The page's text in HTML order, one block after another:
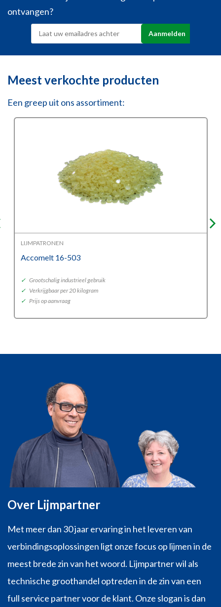
ontvangen?
Meest verkochte producten
Een greep uit ons assortiment:
LIJMPATRONEN
Accomelt 16-503
✓ Grootschalig industrieel gebruik
✓ Verkrijgbaar per 20 kilogram
✓ Prijs op aanvraag
Over Lijmpartner
Met meer dan 30 jaar ervaring in het leveren van
verbindingsoplossingen ligt onze focus op lijmen in de
meest brede zin van het woord. Lijmpartner wil als
technische groothandel optreden in de zin van een
full service partner voor de klant. Onze slogan is dan